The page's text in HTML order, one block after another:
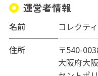
運営者情報
名前
コレクテ
住所
〒540-
大阪府大